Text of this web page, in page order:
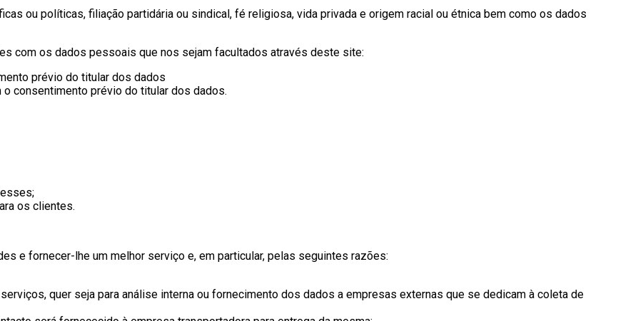
ou políticas, filiação partidária ou sindical, fé religiosa, vida privada e origem racial ou étnica bem como os dados
com os dados pessoais que nos sejam facultados através deste site:
prévio do titular dos dados
o consentimento prévio do titular dos dados.
os clientes.
e fornecer-lhe um melhor serviço e, em particular, pelas seguintes razões:
quer seja para análise interna ou fornecimento dos dados a empresas externas que se dedicam à coleta de